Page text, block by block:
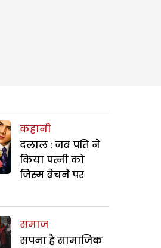
कहानी
दलाल : जब पति ने
किया पत्नी को
जिस्म बेचने पर
समाज
सपना है सामाजिक